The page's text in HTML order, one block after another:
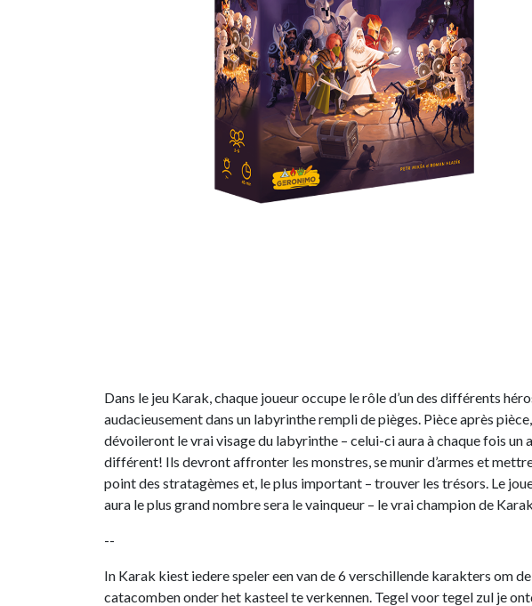
Dans le jeu Karak, chaque joueur occupe le rôle d’un des différents
audacieusement dans un labyrinthe rempli de pièges. Pièce après
dévoileront le vrai visage du labyrinthe – celui-ci aura à chaque fois un
différent! Ils devront affronter les monstres, se munir d’armes et
point des stratagèmes et, le plus important – trouver les trésors. Le
aura le plus grand nombre sera le vainqueur – le vrai champion de
--
In Karak kiest iedere speler een van de 6 verschillende karakters om de
catacomben onder het kasteel te verkennen. Tegel voor tegel zul je